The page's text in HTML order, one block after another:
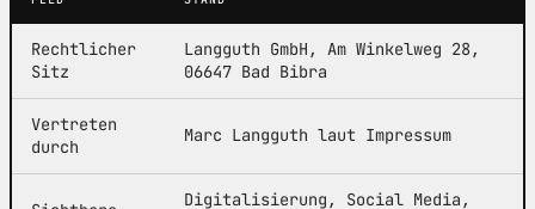
Rechtlicher
Sitz
Langguth GmbH, Am Winkelweg 28,
06647 Bad Bibra
Vertreten
durch
Marc Langguth laut Impressum
Digitalisierung, Social Media,